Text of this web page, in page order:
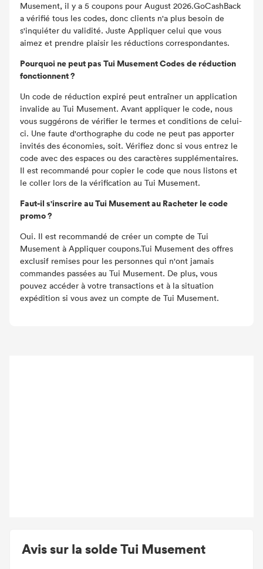
Avis sur la solde Tui Musement
Musement, il y a 5 coupons pour August 2026.GoCashBack
a vérifié tous les codes, donc clients n'a plus besoin de
s'inquiéter du validité. Juste Appliquer celui que vous
aimez et prendre plaisir les réductions correspondantes.
Pourquoi ne peut pas Tui Musement Codes de réduction
fonctionnent ?
Un code de réduction expiré peut entraîner un application
invalide au Tui Musement. Avant appliquer le code, nous
vous suggérons de vérifier le termes et conditions de celui-
ci. Une faute d'orthographe du code ne peut pas apporter
invités des économies, soit. Vérifiez donc si vous entrez le
code avec des espaces ou des caractères supplémentaires.
Il est recommandé pour copier le code que nous listons et
le coller lors de la vérification au Tui Musement.
Faut-il s'inscrire au Tui Musement au Racheter le code
promo ?
Oui. Il est recommandé de créer un compte de Tui
Musement à Appliquer coupons.Tui Musement des offres
exclusif remises pour les personnes qui n'ont jamais
commandes passées au Tui Musement. De plus, vous
pouvez accéder à votre transactions et à la situation
expédition si vous avez un compte de Tui Musement.